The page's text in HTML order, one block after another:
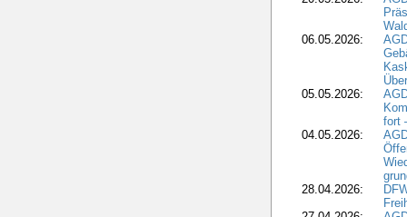
06.05.2026:
05.05.2026:
fort
04.05.2026:
28.04.2026: